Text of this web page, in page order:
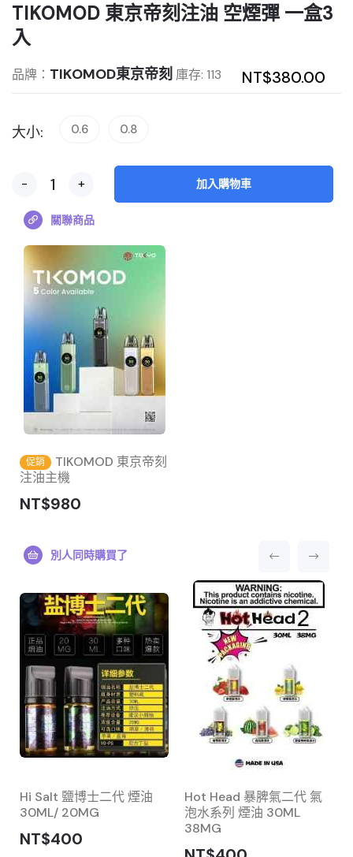
TIKOMOD 東京帝刻注油 空煙彈 一盒3
入
品牌： TIKOMOD東京帝刻 NT$380.00
庫存: 113
大小: 0.6 0.8
- + 加入購物車
關聯商品
促銷
TIKOMOD 東京帝刻
注油主機
NT$980
別人同時購買了
Hi Salt 鹽博士二代 煙油
30ML/ 20MG
NT$400
Hot Head 暴脾氣二代 氣
泡水系列 煙油 30ML
38MG